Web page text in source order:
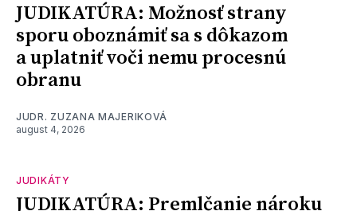
JUDIKATÚRA: Možnosť strany
sporu oboznámiť sa s dôkazom
a uplatniť voči nemu procesnú
obranu
JUDR. ZUZANA MAJERIKOVÁ
august 4, 2026
JUDIKÁTY
JUDIKATÚRA: Premlčanie nároku